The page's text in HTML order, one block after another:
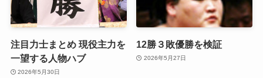
注目力士まとめ 現役主力を
一望する人物ハブ
2026年5月30日
12勝３敗優勝を検証
2026年5月27日